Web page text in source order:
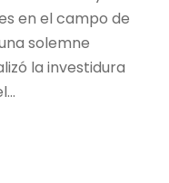
en el campo de
solemne
la investidura